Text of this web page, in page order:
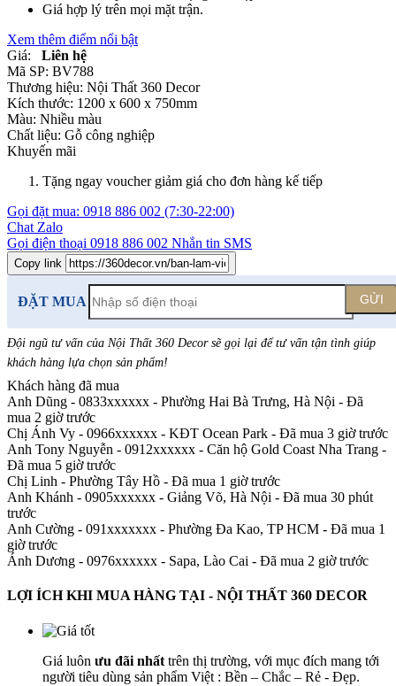
Giá hợp lý trên mọi mặt trận.
Xem thêm điểm nổi bật
Giá:
Liên hệ
Mã SP: BV788
Thương hiệu: Nội Thất 360 Decor
Kích thước: 1200 x 600 x 750mm
Màu: Nhiều màu
Chất liệu: Gỗ công nghiệp
Khuyến mãi
Tặng ngay voucher giảm giá cho đơn hàng kế tiếp
Gọi đặt mua: 0918 886 002 (7:30-22:00)
Chat Zalo
Gọi điện thoại 0918 886 002 Nhắn tin SMS
Copy link
ĐẶT MUA GỬI
Đội ngũ tư vấn của Nội Thất 360 Decor sẽ gọi lại để tư vấn tận tình giúp
khách hàng lựa chọn sản phẩm!
Khách hàng đã mua
Anh Dũng - 0833xxxxxx - Phường Hai Bà Trưng, Hà Nội - Đã
mua 2 giờ trước
Chị Ánh Vy - 0966xxxxxx - KĐT Ocean Park - Đã mua 3 giờ trước
Anh Tony Nguyễn - 0912xxxxxx - Căn hộ Gold Coast Nha Trang -
Đã mua 5 giờ trước
Chị Linh - Phường Tây Hồ - Đã mua 1 giờ trước
Anh Khánh - 0905xxxxxx - Giảng Võ, Hà Nội - Đã mua 30 phút
trước
Anh Cường - 091xxxxxxx - Phường Đa Kao, TP HCM - Đã mua 1
giờ trước
Ánh Dương - 0976xxxxxx - Sapa, Lào Cai - Đã mua 2 giờ trước
LỢI ÍCH KHI MUA HÀNG TẠI - NỘI THẤT 360 DECOR
Giá luôn ưu đãi nhất trên thị trường, với mục đích mang tới
người tiêu dùng sản phẩm Việt : Bền – Chắc – Rẻ - Đẹp.